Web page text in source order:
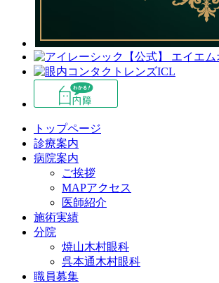
トップページ
診療案内
病院案内
ご挨拶
MAPアクセス
医師紹介
施術実績
分院
焼山木村眼科
呉本通木村眼科
職員募集